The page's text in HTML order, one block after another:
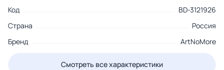
Код
BD-3121926
Страна
Россия
Бренд
ArtNoMore
Смотреть все характеристики